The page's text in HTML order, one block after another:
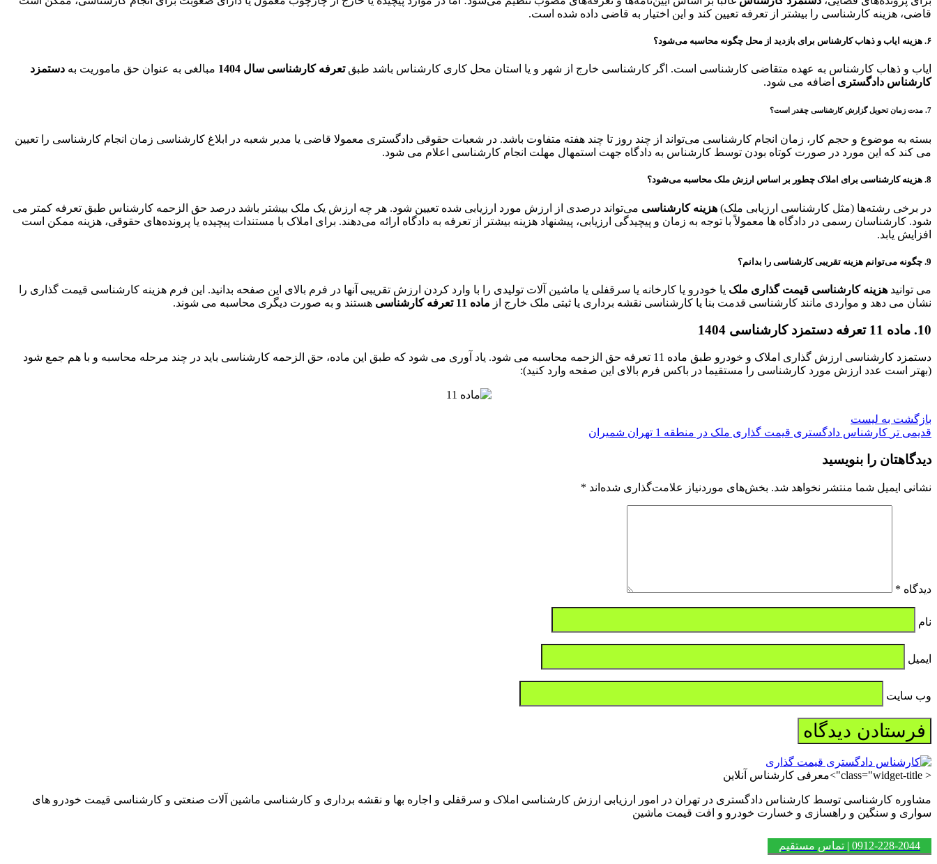
قاضی، هزینه کارشناسی را بیشتر از تعرفه تعیین کند و این اختیار به قاضی داده شده است.
۶. هزینه ایاب و ذهاب کارشناس برای بازدید از محل چگونه محاسبه می‌شود؟
ایاب و ذهاب کارشناس به عهده متقاضی کارشناسی است. اگر کارشناسی خارج از شهر و یا استان محل کاری کارشناس باشد طبقتعرفه کارشناسی سال 1404 مبالغی به عنوان حق ماموریت به دستمزد
کارشناس دادگستری اضافه می شود.
7. مدت زمان تحویل گزارش کارشناسی چقدر است؟
بسته به موضوع و حجم کار، زمان انجام کارشناسی می‌تواند از چند روز تا چند هفته متفاوت باشد. در شعبات حقوقی دادگستری معمولا قاضی یا مدیر شعبه در ابلاغ کارشناسی زمان انجام کارشناسی را تعیین
می کند که این مورد در صورت کوتاه بودن توسط کارشناس به دادگاه جهت استمهال مهلت انجام کارشناسی اعلام می شود.
8. هزینه کارشناسی برای املاک چطور بر اساس ارزش ملک محاسبه می‌شود؟
در برخی رشته‌ها (مثل کارشناسی ارزیابی ملک) هزینه کارشناسی می‌تواند درصدی از ارزش مورد ارزیابی شده تعیین شود. هر چه ارزش یک ملک بیشتر باشد درصد حق الزحمه کارشناس طبق تعرفه کمتر می
شود. کارشناسان رسمی در دادگاه ها معمولاً با توجه به زمان و پیچیدگی ارزیابی، پیشنهاد هزینه بیشتر از تعرفه به دادگاه ارائه می‌دهند. برای املاک با مستندات پیچیده یا پرونده‌های حقوقی، هزینه ممکن است
افزایش یابد.
9. چگونه می‌توانم هزینه تقریبی کارشناسی را بدانم؟
می توانید هزینه کارشناسی قیمت گذاری ملک یا خودرو یا کارخانه یا سرقفلی یا ماشین آلات تولیدی را با وارد کردن ارزش تقریبی آنها در فرم بالای این صفحه بدانید. این فرم هزینه کارشناسی قیمت گذاری را
نشان می دهد و مواردی مانند کارشناسی قدمت بنا یا کارشناسی نقشه برداری یا ثبتی ملک خارج از ماده 11 تعرفه کارشناسی هستند و به صورت دیگری محاسبه می شوند.
10. ماده 11 تعرفه دستمزد کارشناسی 1404
دستمزد کارشناسی ارزش گذاری املاک و خودرو طبق ماده 11 تعرفه حق الزحمه محاسبه می شود. یاد آوری می شود که طبق این ماده، حق الزحمه کارشناسی باید در چند مرحله محاسبه و با هم جمع شود
(بهتر است عدد ارزش مورد کارشناسی را مستقیما در باکس فرم بالای این صفحه وارد کنید):
بازگشت به لیست
قدیمی تر کارشناس دادگستری قیمت گذاری ملک در منطقه 1 تهران شمیران
دیدگاهتان را بنویسید
نشانی ایمیل شما منتشر نخواهد شد. بخش‌های موردنیاز علامت‌گذاری شده‌اند *
دیدگاه *
نام
ایمیل
وب‌ سایت
< class="widget-title">معرفی کارشناس آنلاین
مشاوره کارشناسی توسط کارشناس دادگستری در تهران در امور ارزیابی ارزش کارشناسی املاک و سرقفلی و اجاره بها و نقشه برداری و کارشناسی ماشین آلات صنعتی و کارشناسی قیمت خودرو های
سواری و سنگین و راهسازی و خسارت خودرو و افت قیمت ماشین
0912-228-2044 | تماس مستقیم